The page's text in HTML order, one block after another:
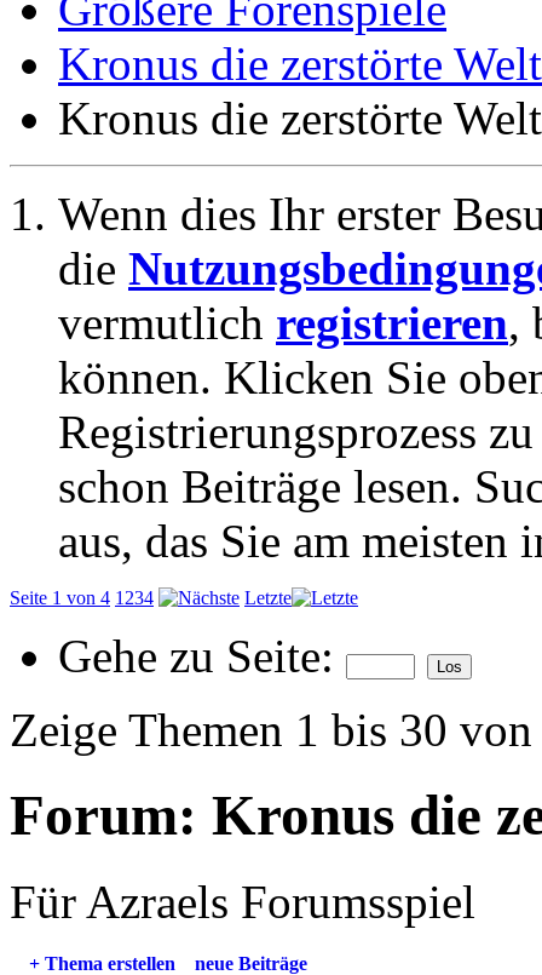
Kronus die zerstörte Welt
Kronus die zerstörte
Wenn dies Ihr erster
die
vermutlich registrieren,
können. Klicken Sie
Registrierungsprozess
schon Beiträge lesen.
aus, das Sie am meisten
Seite 1 von 4 1 234 Letzte
Gehe zu Seite:
Zeige Themen 1 bis 30
Forum: Kronus die
Für Azraels Forumsspiel
+ Thema erstellen neue Beiträge